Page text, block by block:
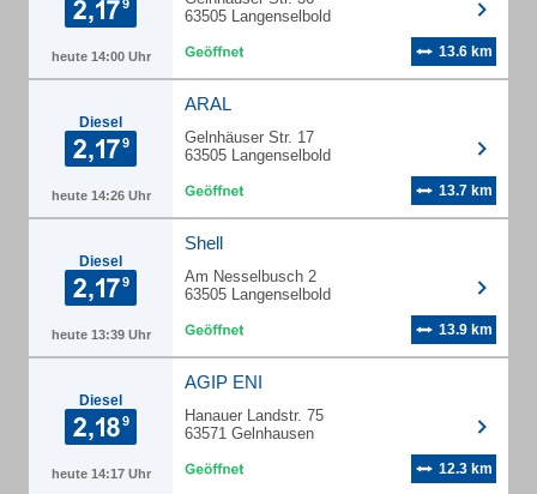
heute 14:00 Uhr
63505 Langenselbold
13.6 km
Diesel
heute 14:26 Uhr
ARAL
Gelnhäuser Str. 17
63505 Langenselbold
13.7 km
Diesel
heute 13:39 Uhr
Shell
Am Nesselbusch 2
63505 Langenselbold
13.9 km
Diesel
heute 14:17 Uhr
AGIP ENI
Hanauer Landstr. 75
63571 Gelnhausen
12.3 km